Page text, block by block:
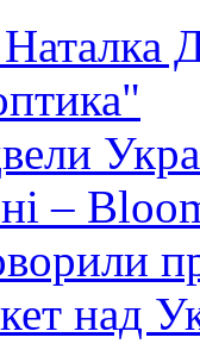
–
над